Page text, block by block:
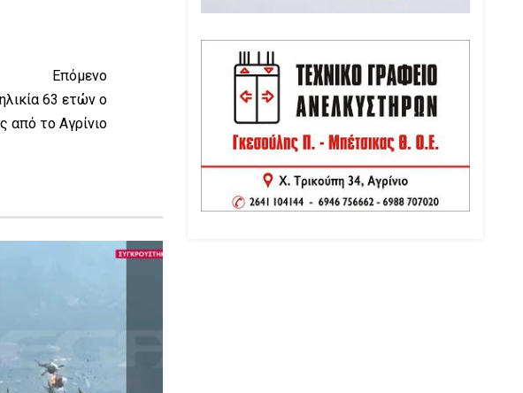
Επόμενο
63 ετών ο
από το Αγρίνιο